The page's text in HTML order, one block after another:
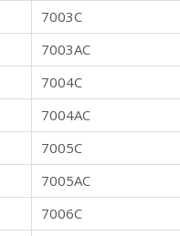
7003C
7003AC
7004C
7004AC
7005C
7005AC
7006C